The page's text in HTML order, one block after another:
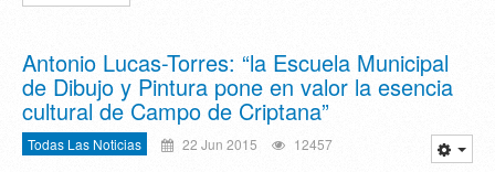
Antonio Lucas-Torres: “la Escuela Municipal
de Dibujo y Pintura pone en valor la esencia
cultural de Campo de Criptana”
Todas Las Noticias 22 Jun 2015 12457